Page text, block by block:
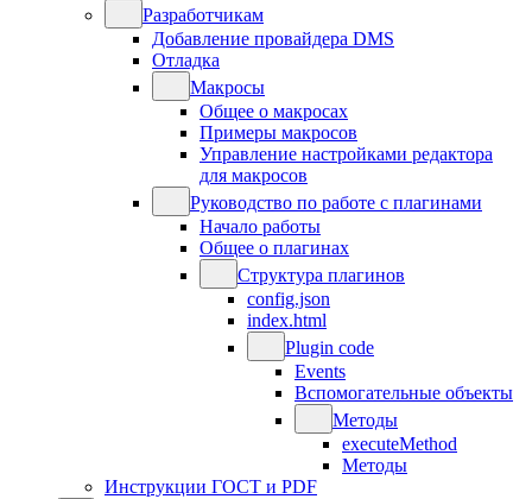
Разработчикам
Добавление провайдера DMS
Отладка
Макросы
Общее о макросах
Примеры макросов
Управление настройками редактора
для макросов
Руководство по работе с плагинами
Начало работы
Общее о плагинах
Структура плагинов
config.json
index.html
Plugin code
Events
Вспомогательные объекты
Методы
executeMethod
Методы
Инструкции ГОСТ и PDF